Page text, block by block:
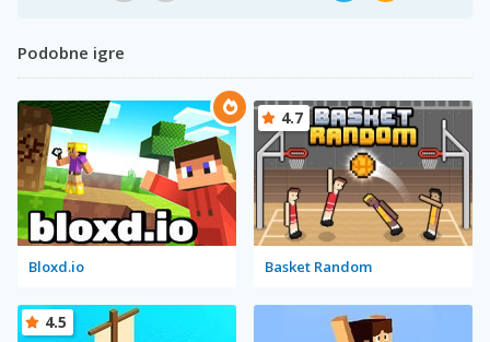
Podobne igre
Bloxd.io Basket Random
4.7
4.5